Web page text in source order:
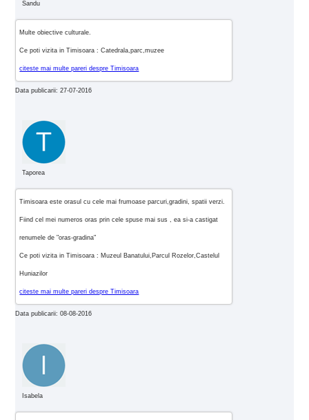
Sandu
Multe obiective culturale.
Ce poti vizita in Timisoara : Catedrala,parc,muzee
citeste mai multe pareri despre Timisoara
Data publicarii: 27-07-2016
Taporea
Timisoara este orasul cu cele mai frumoase parcuri,gradini, spatii verzi.
Fiind cel mei numeros oras prin cele spuse mai sus , ea si-a castigat
renumele de "oras-gradina"
Ce poti vizita in Timisoara : Muzeul Banatului,Parcul Rozelor,Castelul
Huniazilor
citeste mai multe pareri despre Timisoara
Data publicarii: 08-08-2016
Isabela